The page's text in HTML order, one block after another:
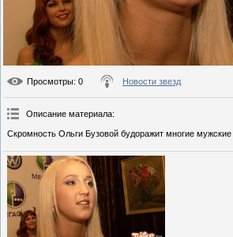
Просмотры: 0 Новости звезд
Описание материала:
Скромность Ольги Бузовой будоражит многие мужские